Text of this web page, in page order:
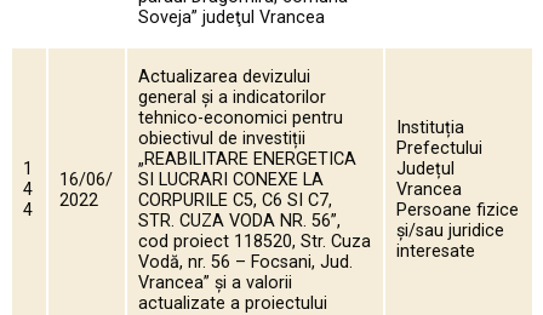
Soveja” judeţul Vrancea
1
4
4
16/06/
2022
Actualizarea devizului
general și a indicatorilor
tehnico-economici pentru
obiectivul de investiții
„REABILITARE ENERGETICA
SI LUCRARI CONEXE LA
CORPURILE C5, C6 SI C7,
STR. CUZA VODA NR. 56”,
cod proiect 118520, Str. Cuza
Vodă, nr. 56 – Focsani, Jud.
Vrancea” și a valorii
actualizate a proiectului
Instituția
Prefectului
Județul
Vrancea
Persoane fizice
și/sau juridice
interesate